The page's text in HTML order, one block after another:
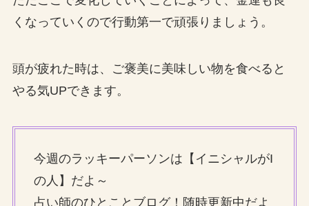
くなっていくので行動第一で頑張りましょう。
頭が疲れた時は、ご褒美に美味しい物を食べると
やる気UPできます。
今週のラッキーパーソンは【イニシャルがI
の人】だよ～
占い師のひとことブログ！随時更新中だよ